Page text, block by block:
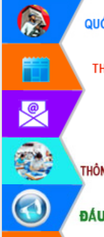
Đoàn đại biểu Quốc hội tỉnh Đắk Lắk
trao đổi thông tin trước Kỳ họp thứ
nhất, Quốc hội khóa XVI
Quyết liệt cải cách hành chính, khơi
thông nguồn lực phát triển
Nâng cao hiệu lực, hiệu quả HĐND
tỉnh thông qua hiện đại hóa hành chính
Xã Ea Phê gắn cải cách hành chính với
chuyển đổi số
Phó Chủ tịch Thường trực UBND tỉnh
Hồ Thị Nguyên Thảo làm việc tại Trung
tâm Phục vụ hành chính công xã Ea
Xây dựng nền hành chính số đồng
hành cùng nông dân dân, doanh nghiệp
Giai đoạn 2026-2030, Đắk Lắk phấn
đấu có 77% xã đạt chuẩn nông thôn
Chuyển đổi số 'mở đường' cho nông
nghiệp Đắk Lắk tăng trưởng bứt phá
Triển khai đồng bộ đo đạc, lập hồ sơ
địa chính, hoàn thiện cơ sở dữ liệu đất